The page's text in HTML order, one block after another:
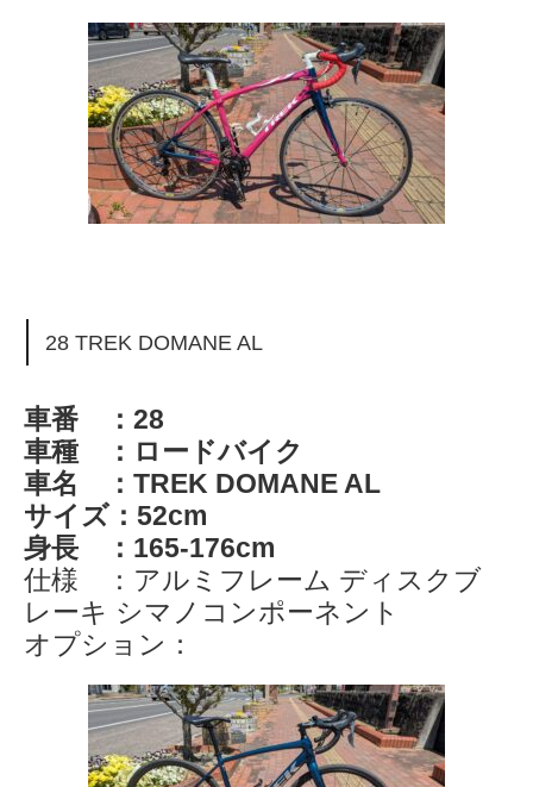
28 TREK DOMANE AL
車番 ：28
車種 ：ロードバイク
車名 ：TREK DOMANE AL
サイズ：52cm
身長 ：165-176cm
仕様 ：アルミフレーム ディスクブ
レーキ シマノコンポーネント
オプション：